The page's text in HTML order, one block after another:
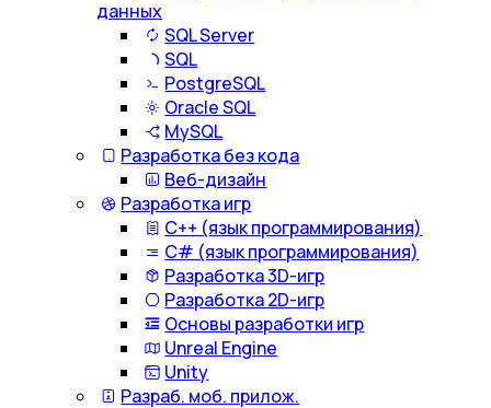
данных
SQL Server
SQL
PostgreSQL
Oracle SQL
MySQL
Разработка без кода
Веб-дизайн
Разработка игр
С++ (язык программирования)
С# (язык программирования)
Разработка 3D-игр
Разработка 2D-игр
Основы разработки игр
Unreal Engine
Unity
Разраб. моб. прилож.